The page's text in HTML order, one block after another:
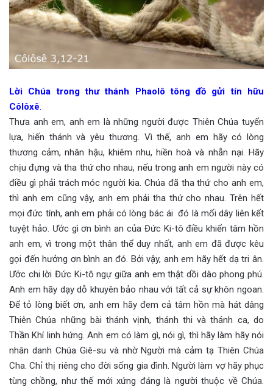
Lời Chúa trong thư thánh Phaolô tông đồ gửi tín hữu
Côlôxê.
Thưa anh em, anh em là những người được Thiên Chúa tuyển
lựa, hiến thánh và yêu thương. Vì thế, anh em hãy có lòng
thương cảm, nhân hậu, khiêm nhu, hiền hoà và nhẫn nại. Hãy
chịu đựng và tha thứ cho nhau, nếu trong anh em người này có
điều gì phải trách móc người kia. Chúa đã tha thứ cho anh em,
thì anh em cũng vậy, anh em phải tha thứ cho nhau. Trên hết
mọi đức tính, anh em phải có lòng bác ái đó là mối dây liên kết
tuyệt hảo. Ước gì ơn bình an của Đức Ki-tô điều khiển tâm hồn
anh em, vì trong một thân thể duy nhất, anh em đã được kêu
gọi đến hưởng ơn bình an đó. Bởi vậy, anh em hãy hết dạ tri ân.
Ước chi lời Đức Ki-tô ngự giữa anh em thật dồi dào phong phú.
Anh em hãy dạy dỗ khuyên bảo nhau với tất cả sự khôn ngoan.
Để tỏ lòng biết ơn, anh em hãy đem cả tâm hồn mà hát dâng
Thiên Chúa những bài thánh vịnh, thánh thi và thánh ca, do
Thần Khí linh hứng. Anh em có làm gì, nói gì, thì hãy làm hãy nói
nhân danh Chúa Giê-su và nhờ Người mà cảm tạ Thiên Chúa
Cha. Chỉ thị riêng cho đời sống gia đình. Người làm vợ hãy phục
tùng chồng, như thế mới xứng đáng là người thuộc về Chúa.